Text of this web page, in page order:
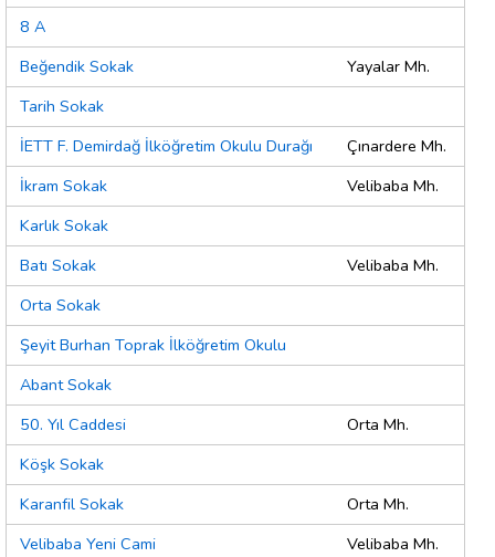
8 A
Beğendik Sokak
Yayalar Mh.
Tarih Sokak
İETT F. Demirdağ İlköğretim Okulu Durağı
Çınardere Mh.
İkram Sokak
Velibaba Mh.
Karlık Sokak
Batı Sokak
Velibaba Mh.
Orta Sokak
Şeyit Burhan Toprak İlköğretim Okulu
Abant Sokak
50. Yıl Caddesi
Orta Mh.
Köşk Sokak
Karanfil Sokak
Orta Mh.
Velibaba Yeni Cami
Velibaba Mh.